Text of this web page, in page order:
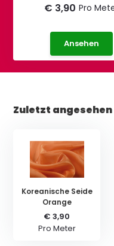
€ 3,90 Pro
Ansehen
Zuletzt angesehen
Koreanische Seide
Orange
€ 3,90
Pro Meter